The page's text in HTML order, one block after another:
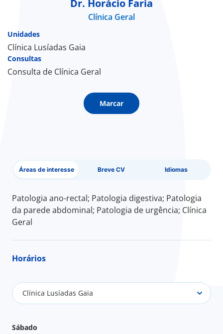
Dr. Horácio Faria
Clínica Geral
Unidades
Clínica Lusíadas Gaia
Consultas
Consulta de Clínica Geral
Marcar
Áreas de interesse Breve CV Idiomas
Patologia ano-rectal; Patologia digestiva; Patologia
da parede abdominal; Patologia de urgência; Clínica
Geral
Horários
Clínica Lusíadas Gaia
Sábado